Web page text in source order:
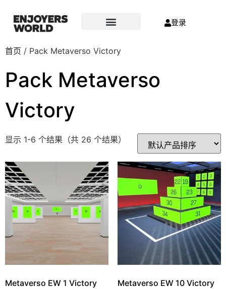
登录
首页 / Pack Metaverso Victory
Pack Metaverso
Victory
显示 1-6 个结果（共 26 个结果）
Metaverso EW 1 Victory Metaverso EW 10 Victory